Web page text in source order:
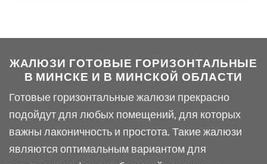
ЖАЛЮЗИ ГОТОВЫЕ ГОРИЗОНТАЛЬНЫЕ
В МИНСКЕ И В МИНСКОЙ ОБЛАСТИ
Готовые горизонтальные жалюзи прекрасно
подойдут для любых помещений, для которых
важны лаконичность и простота. Такие жалюзи
являются оптимальным вариантом для